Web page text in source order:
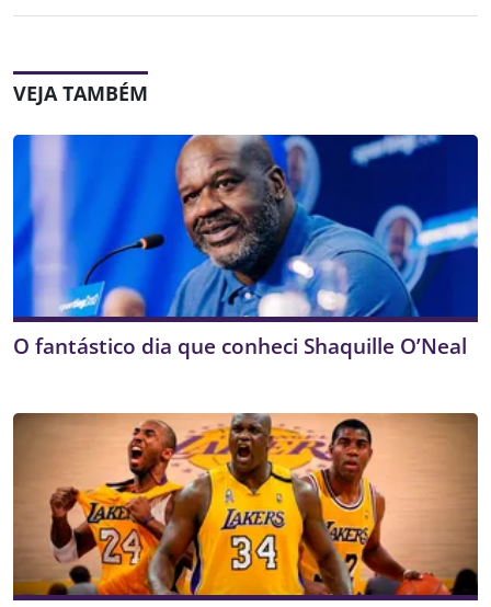
VEJA TAMBÉM
O fantástico dia que conheci Shaquille O’Neal